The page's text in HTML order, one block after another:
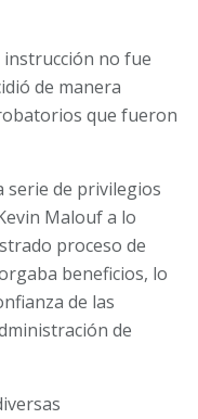
instrucción no fue
de manera
que fueron
serie de privilegios
Malouf a lo
proceso de
beneficios, lo
de las
de